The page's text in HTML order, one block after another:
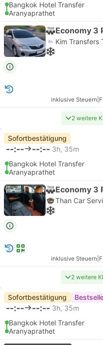
Bangkok Hotel Transfer
Aranyaprathet
Economy 3
Kim Transfers
inklusive Steuern
2 weitere
Sofortbestätigung
--:-- --:-- 3h, 35m
Bangkok Hotel Transfer
Aranyaprathet
Economy 3
Than Car
inklusive Steuern
2 weitere
Sofortbestätigung
--:-- --:-- 3h, 35m
Bangkok Hotel Transfer
Aranyaprathet